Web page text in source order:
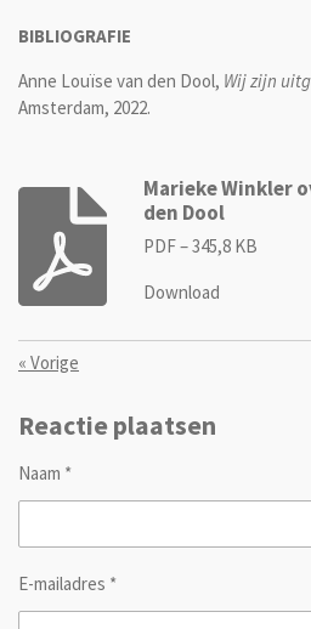
BIBLIOGRAFIE
Anne Louïse van den Dool, Wij zijn
Amsterdam, 2022.
Marieke Winkler
den Dool
PDF – 345,8 KB
Download
« Vorige
Reactie plaatsen
Naam *
E-mailadres *